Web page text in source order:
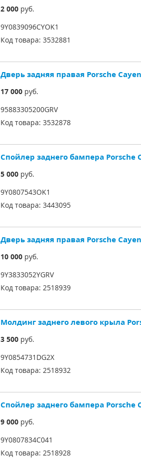
2 000руб.
9Y0839096CYOK1
Код товара: 3532881
Дверь задняя правая Porsche
17 000руб.
95883305200GRV
Код товара: 3532878
Спойлер заднего бампера Porsche
5 000руб.
9Y0807543OK1
Код товара: 3443095
Дверь задняя правая Porsche
10 000руб.
9Y3833052YGRV
Код товара: 2518939
Молдинг заднего левого крыла
3 500руб.
9Y0854731DG2X
Код товара: 2518932
Спойлер заднего бампера Porsche
9 000руб.
9Y0807834C041
Код товара: 2518928